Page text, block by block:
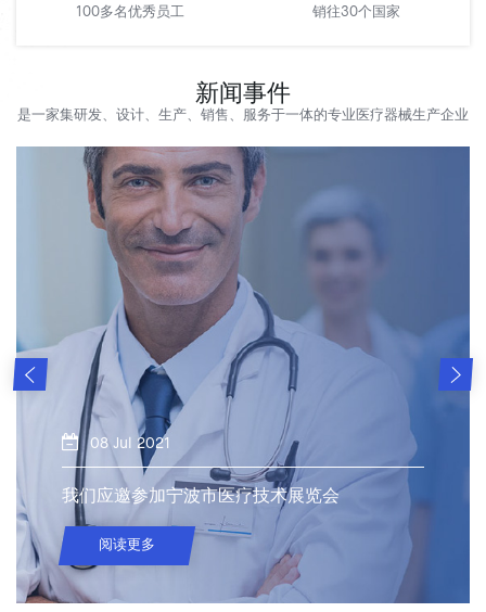
100多名优秀员工 销往30个国家
新闻事件
是一家集研发、设计、生产、销售、服务于一体的专业医疗器械生产企业
08 Jul 2021
我们应邀参加宁波市医疗技术展览会
阅读更多